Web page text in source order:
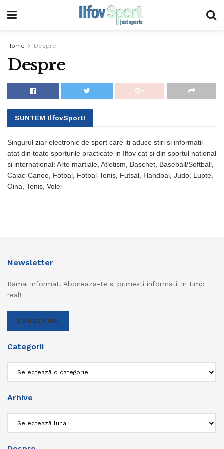
Home Despre
Despre
SUNTEM IlfovSport!
Singurul ziar electronic de sport care iti aduce stiri si informatii
atat din toate sporturile practicate in Ilfov cat si din sportul national
si international: Arte martiale, Atletism, Baschet, Baseball/Softball,
Caiac-Canoe, Fotbal, Fotbal-Tenis, Futsal, Handbal, Judo, Lupte,
Oina, Tenis, Volei
Newsletter
Ramai informat! Aboneaza-te si primesti informatii in timp
real!
SUBSCRIBE
Categorii
Arhive